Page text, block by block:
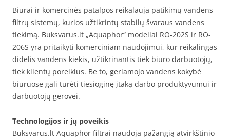
Biurai ir komercinės patalpos reikalauja patikimų vandens
filtrų sistemų, kurios užtikrintų stabilų švaraus vandens
tiekimą. Buksvarus.lt „Aquaphor“ modeliai RO-202S ir RO-
206S yra pritaikyti komerciniam naudojimui, kur reikalingas
didelis vandens kiekis, užtikrinantis tiek biuro darbuotojų,
tiek klientų poreikius. Be to, geriamojo vandens kokybė
biuruose gali turėti tiesioginę įtaką darbo produktyvumui ir
darbuotojų gerovei.
Technologijos ir jų poveikis
Buksvarus.lt Aquaphor filtrai naudoja pažangią atvirkštinio